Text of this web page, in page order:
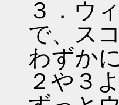
３．ウ
で、ス
わずか
２や３